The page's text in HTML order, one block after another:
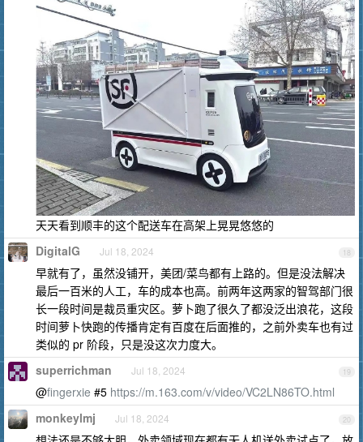
天天看到顺丰的这个配送车在高架上晃晃悠悠的
18
DigitalG Jul 18, 2024
早就有了，虽然没铺开，美团/菜鸟都有上路的。但是没法解决
最后一百米的人工，车的成本也高。前两年这两家的智驾部门很
长一段时间是裁员重灾区。萝卜跑了很久了都没泛出浪花，这段
时间萝卜快跑的传播肯定有百度在后面推的，之前外卖车也有过
类似的 pr 阶段，只是没这次力度大。
19
superrichman Jul 18, 2024
@fingerxie #5 https://m.163.com/v/video/VC2LN86TO.html
20
monkeylmj Jul 18, 2024